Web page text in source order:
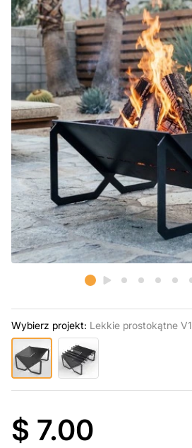
Wybierz projekt: Lekkie prostokątne V1
$ 7.00